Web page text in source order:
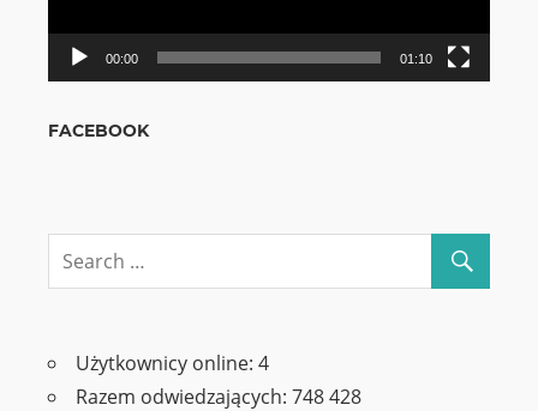
00:00 01:10
FACEBOOK
Użytkownicy online: 4
Razem odwiedzających: 748 428